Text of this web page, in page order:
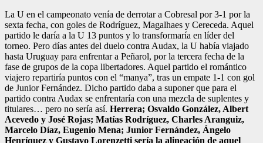
La U en el campeonato venía de derrotar a Cobresal por 3-1 por la
sexta fecha, con goles de Rodríguez, Magalhaes y Cereceda. Aquel
partido le daría a la U 13 puntos y lo transformaría en líder del
torneo. Pero días antes del duelo contra Audax, la U había viajado
hasta Uruguay para enfrentar a Peñarol, por la tercera fecha de la
fase de grupos de la copa libertadores. Aquel partido el romántico
viajero repartiría puntos con el “manya”, tras un empate 1-1 con gol
de Junior Fernández. Dicho partido daba a suponer que para el
partido contra Audax se enfrentaría con una mezcla de suplentes y
titulares… pero no sería así. Herrera; Osvaldo González, Albert
Acevedo y José Rojas; Matías Rodríguez, Charles Aranguiz,
Marcelo Díaz, Eugenio Mena; Junior Fernández, Ángelo
Henríquez y Gustavo Lorenzetti sería la alineación de aquel